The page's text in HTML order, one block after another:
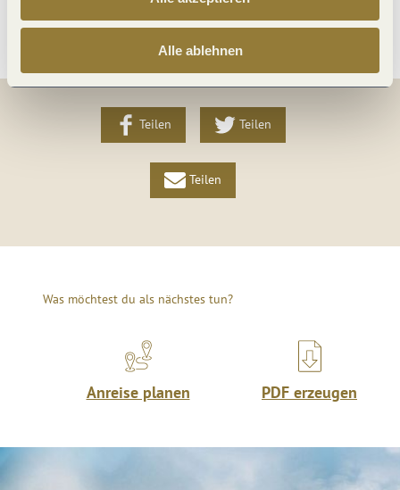
Alle ablehnen
Weitere Infos
Teilen Teilen
Teilen
Was möchtest du als nächstes tun?
Anreise planen PDF erzeugen